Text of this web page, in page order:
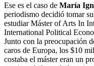
Ese es el caso de María
periodismo decidió tomar
estudiar Máster of Arts In
International Political
Junto con la preocupación
caros de Europa, los $10
costaba el máster eran un